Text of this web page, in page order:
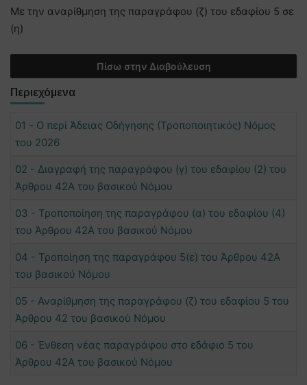
Με την αναρίθμηση της παραγράφου (ζ) του εδαφίου 5 σε
(η)
Πίσω στην Διαβούλευση
Περιεχόμενα
01 - Ο περί Άδειας Οδήγησης (Τροποποιητικός) Νόμος
του 2026
02 - Διαγραφή της παραγράφου (γ) του εδαφίου (2) του
Άρθρου 42Α του βασικού Νόμου
03 - Τροποποίηση της παραγράφου (α) του εδαφίου (4)
του Άρθρου 42Α του βασικού Νόμου
04 - Τροποίηση της παραγράφου 5(ε) του Άρθρου 42Α
του βασικού Νόμου
05 - Αναρίθμηση της παραγράφου (ζ) του εδαφίου 5 του
Άρθρου 42 του βασικού Νόμου
06 - Ένθεση νέας παραγράφου στο εδάφιο 5 του
Άρθρου 42Α του βασικού Νόμου